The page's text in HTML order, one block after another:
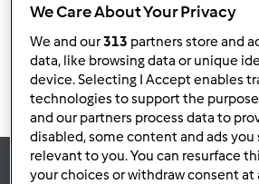
Brak informacji o
We Care About Your Privacy
We and our313 partners store and
data, like browsing data or unique
device. Selecting I Accept enables
technologies to support the
and our partners process data to
disabled, some content and ads you
relevant to you. You can resurface
your choices or withdraw consent at